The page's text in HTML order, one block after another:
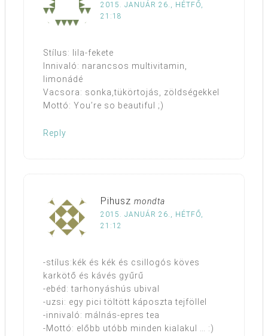
2015. JANUÁR 26., HÉTFŐ,
21:18
Stílus: lila-fekete
Innivaló: narancsos multivitamin,
limonádé
Vacsora: sonka,tükörtojás, zöldségekkel
Mottó: You’re so beautiful ;)
Reply
Pihusz mondta
2015. JANUÁR 26., HÉTFŐ,
21:12
-stílus:kék és kék és csillogós köves
karkötő és kávés gyűrű
-ebéd: tarhonyáshús ubival
-uzsi: egy pici töltött káposzta tejföllel
-innivaló: málnás-epres tea
-Mottó: előbb utóbb minden kialakul … :)